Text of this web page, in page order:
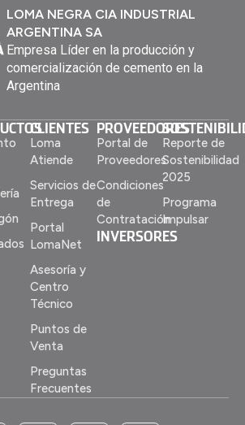
LOMA NEGRA CIA INDUSTRIAL
ARGENTINA SA
Empresa Líder en la producción y
comercialización de cemento en la
Argentina
CLIENTES
Loma
Atiende
Servicios de
Entrega
Portal
LomaNet
Asesoría y
Centro
Técnico
Puntos de
Venta
Preguntas
Frecuentes
PROVEEDORES
Portal de
Proveedores
Condiciones
de
Contratación
INVERSORES
Reporte de
Sostenibilidad
2025
Programa
Impulsar